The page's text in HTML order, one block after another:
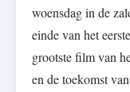
woensdag in de
einde van het
grootste film van
en de toekomst